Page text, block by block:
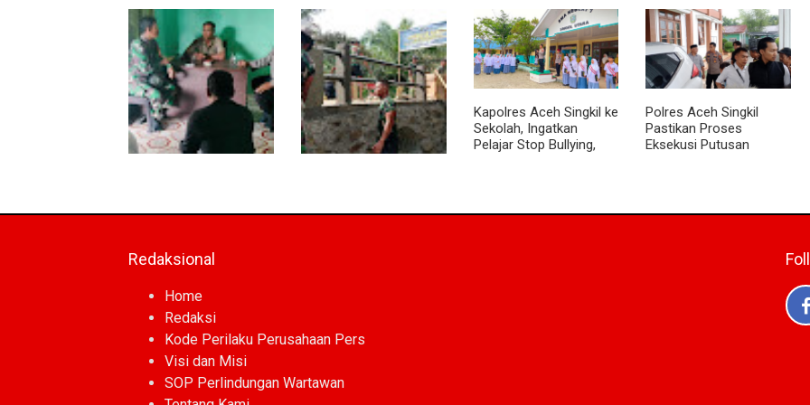
Warung Kopi Jadi Ruang
Komsos, Babinsa Ajak
Warga Jaga Keamanan
Lingkungan
Program TNI AD
Manunggal Air Masuki
Tahap Pendirian Tower
Polytank di Simpang Kiri
Sentuhan Akhir
Jembatan Garuda
Dikebut, Kodim 0118
Optimistis Tepat Waktu
Babinsa Tanamkan Nilai
Pancasila dan Cinta
Tanah Air kepada Siswa
SMP
Kompak Gaungkan
Garuda, Pengecoran
Kapolres Aceh Singkil ke
Sekolah, Ingatkan
Pelajar Stop Bullying,
Polres Aceh Singkil
Pastikan Proses
Eksekusi Putusan
Redaksional
Home
Redaksi
Kode Perilaku Perusahaan Pers
Visi dan Misi
SOP Perlindungan Wartawan